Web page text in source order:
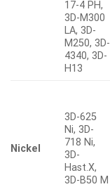
17-4 PH,
3D-M300
LA, 3D-
M250, 3D-
4340, 3D-
H13
Nickel
3D-625
Ni, 3D-
718 Ni,
3D-
Hast.X,
3D-B50 M